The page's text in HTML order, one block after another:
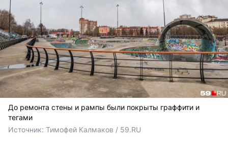
До ремонта стены и рампы были покрыты граффити и
тегами
Источник: Тимофей Калмаков / 59.RU